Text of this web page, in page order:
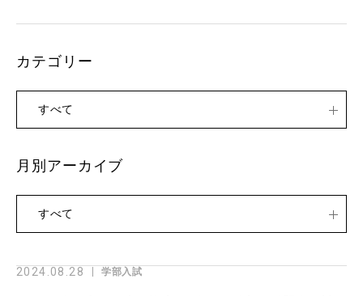
2024.08.28 学部入試
カテゴリー
すべて
月別アーカイブ
すべて